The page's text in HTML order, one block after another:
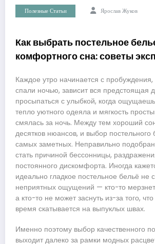
Полезные Статьи Ярослав Жуков
Как выбрать постельное
комфортного сна: советы
Каждое утро начинается с пробуждения,
спали ночью, зависит вся предстоящая
просыпаться с улыбкой, когда
тепло уютного одеяла и мягкость
смялась за ночь. Между тем хороший
десятков нюансов, и выбор
самых заметных. Неправильно
стать причиной бессонницы,
постоянного дискомфорта. Иногда
идеально гладкое постельное бельё не
неприятных ощущений — кто-то
а кто-то не может заснуть из-за того,
время скатывается на выпуклых швах.
Именно поэтому выбор качественного
выходит далеко за рамки модных